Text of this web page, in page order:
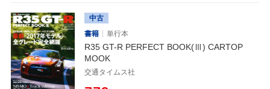
中古
書籍
単行本
R35 GT-R PERFECT BOOK(Ⅲ) CARTOP
MOOK
交通タイムス社